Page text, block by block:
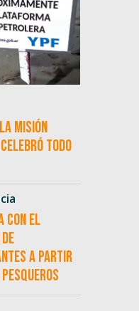
misión
celebró todo
con el
a partir